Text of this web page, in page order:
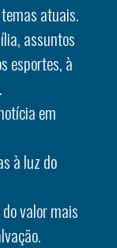
atuais.
assuntos
esportes, à
em
à luz do
valor mais